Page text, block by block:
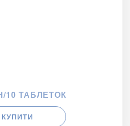
10 ТАБЛЕТОК
КУПИТИ